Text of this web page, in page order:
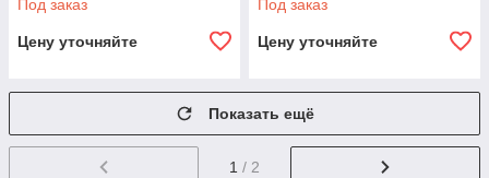
Под заказ
Цену уточняйте
Под заказ
Цену уточняйте
Показать ещё
1 / 2